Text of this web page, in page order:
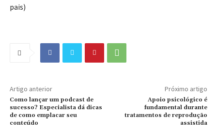
pais)
Artigo anterior
Como lançar um podcast de
sucesso? Especialista dá dicas
de como emplacar seu
conteúdo
Próximo artigo
Apoio psicológico é
fundamental durante
tratamentos de reprodução
assistida